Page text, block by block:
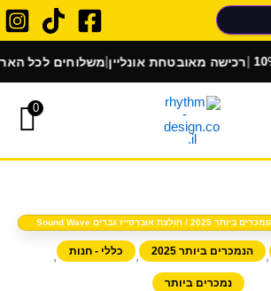
|משלוחים לכל הארץ| מאובטחת אונליין
0
ביותר 2025 / חולצת אוברסייז גברים Sound Wave
, הנמכרים ביותר 2025 , כללי - חנות ,
נמכרים ביותר
הוא:
200.00 ₪.